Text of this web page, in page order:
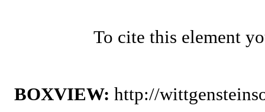
To cite this element
BOXVIEW: http://